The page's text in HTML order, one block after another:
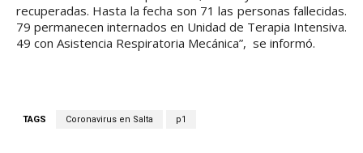
recuperadas. Hasta la fecha son 71 las personas fallecidas.
79 permanecen internados en Unidad de Terapia Intensiva.
49 con Asistencia Respiratoria Mecánica”, se informó.
TAGS Coronavirus en Salta p1